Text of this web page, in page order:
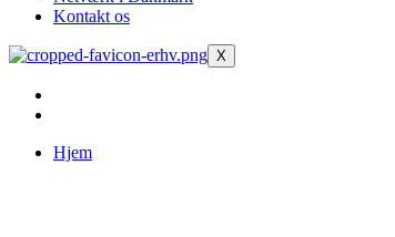
Kontakt os
X
Hjem